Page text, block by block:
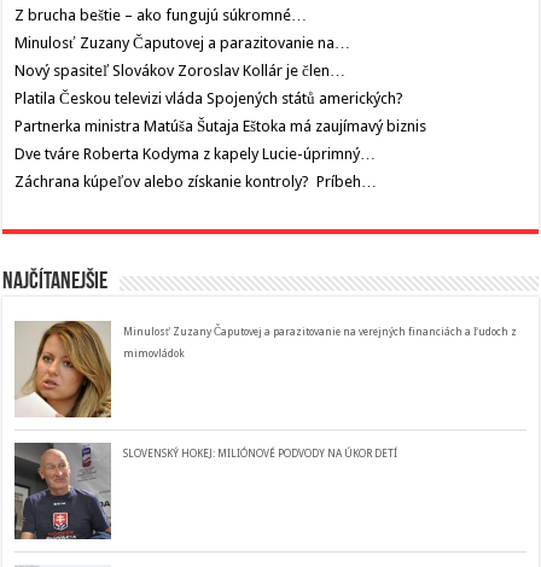
Z brucha beštie – ako fungujú súkromné…
Minulosť Zuzany Čaputovej a parazitovanie na…
Nový spasiteľ Slovákov Zoroslav Kollár je člen…
Platila Českou televizi vláda Spojených států amerických?
Partnerka ministra Matúša Šutaja Eštoka má zaujímavý biznis
Dve tváre Roberta Kodyma z kapely Lucie-úprimný…
Záchrana kúpeľov alebo získanie kontroly? Príbeh…
Najčítanejšie
Minulosť Zuzany Čaputovej a parazitovanie na verejných financiách a ľudoch z
mimovládok
SLOVENSKÝ HOKEJ: MILIÓNOVÉ PODVODY NA ÚKOR DETÍ